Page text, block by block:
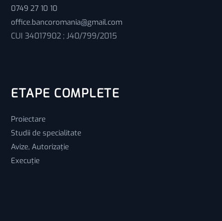
0749 27 10 10
office.bancoromania@gmail.com
CUI 34017902 ; J40/799/2015
ETAPE COMPLETE
Proiectare
Studii de specialitate
Avize, Autorizație
Execuție